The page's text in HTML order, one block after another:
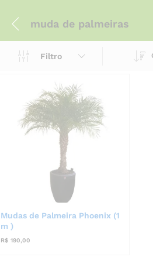
muda de palmeiras
Filtro
Mudas de Palmeira Phoenix (1
m )
R$ 190,00